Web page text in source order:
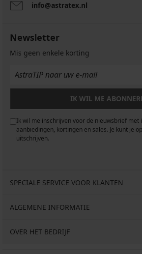
info@astratex.nl
Newsletter
Mis geen enkele korting
IK WIL ME
Ik wil me inschrijven voor de nieuwsbrief
aanbiedingen, kortingen en sales. Je kunt je
uitschrijven.
SPECIALE SERVICE VOOR KLANTEN
ALGEMENE INFORMATIE
OVER HET BEDRIJF